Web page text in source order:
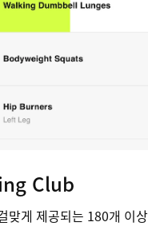
Club
맞게 제공되는 180개 이